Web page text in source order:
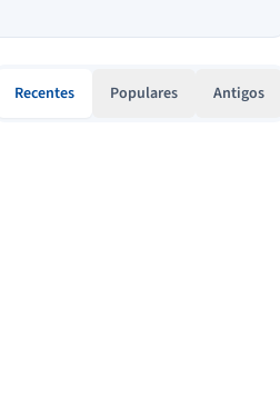
Recentes Populares Antigos